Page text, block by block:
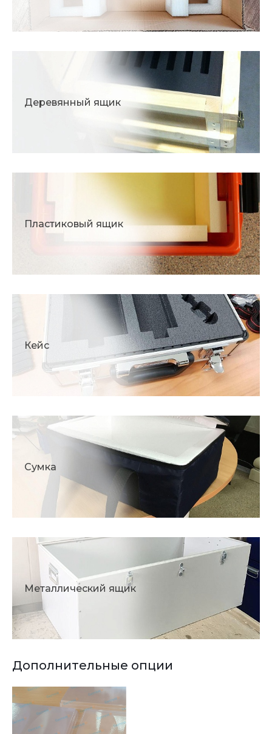
Деревянный ящик
Пластиковый ящик
Кейс
Сумка
Металлический ящик
Дополнительные опции